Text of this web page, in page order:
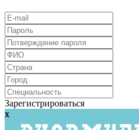
Зарегистрироваться
x
x